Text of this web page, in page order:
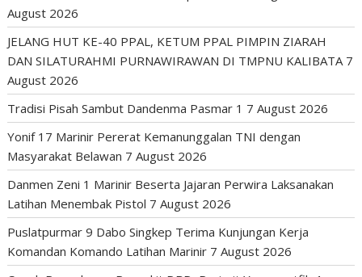
August 2026
JELANG HUT KE-40 PPAL, KETUM PPAL PIMPIN ZIARAH
DAN SILATURAHMI PURNAWIRAWAN DI TMPNU KALIBATA 7
August 2026
Tradisi Pisah Sambut Dandenma Pasmar 1 7 August 2026
Yonif 17 Marinir Pererat Kemanunggalan TNI dengan
Masyarakat Belawan 7 August 2026
Danmen Zeni 1 Marinir Beserta Jajaran Perwira Laksanakan
Latihan Menembak Pistol 7 August 2026
Puslatpurmar 9 Dabo Singkep Terima Kunjungan Kerja
Komandan Komando Latihan Marinir 7 August 2026